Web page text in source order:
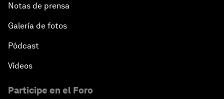
Notas de prensa
Galería de fotos
Pódcast
Vídeos
Participe en el Foro